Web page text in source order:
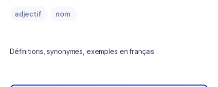
adjectif nom
Définitions, synonymes, exemples en français